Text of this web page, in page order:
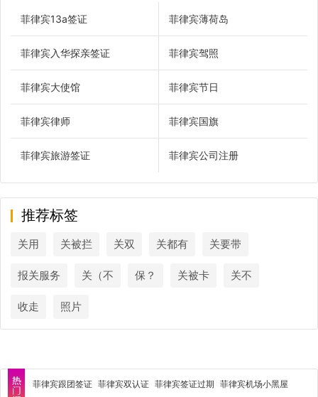
菲律宾13a签证 菲律宾薄荷岛
菲律宾入华探亲签证 菲律宾驾照
菲律宾大使馆 菲律宾节日
菲律宾律师 菲律宾国旗
菲律宾旅游签证 菲律宾公司注册
推荐标签
关用 关被拦 关双 关都有 关要带
报关服务 关（不 保？ 关被卡 关不
收走 照片
菲律宾跟团签证 菲律宾双认证 菲律宾签证过期 菲律宾机场小黑屋